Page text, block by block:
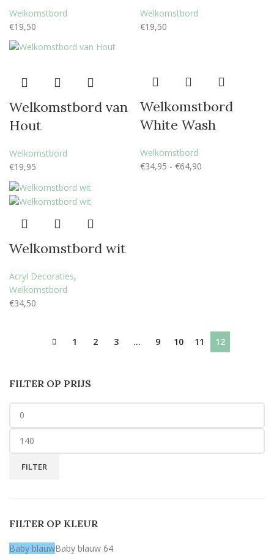
FILTER OP PRIJS
FILTER
FILTER OP KLEUR
Baby blauwBaby blauw 64
Welkomstbord
€19,50
Welkomstbord
€19,50
Welkomstbord van
Hout
Welkomstbord
€19,95
Welkomstbord
White Wash
Welkomstbord
€34,95 - €64,90
Welkomstbord wit
Acryl Decoraties,
Welkomstbord
€34,50
1 2 3 … 9 10 11 12